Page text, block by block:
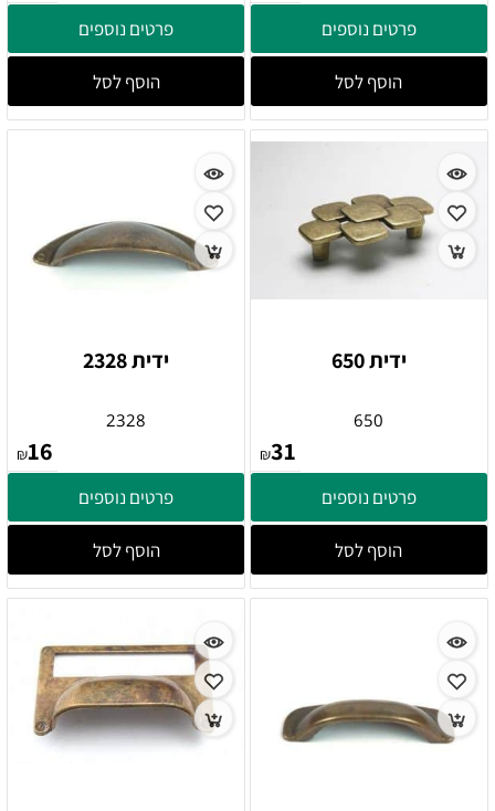
פרטים נוספים
הוסף לסל
פרטים נוספים
הוסף לסל
ידית 650
650
₪31
פרטים נוספים
הוסף לסל
ידית 2328
2328
₪16
פרטים נוספים
הוסף לסל